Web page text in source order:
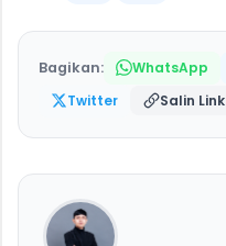
Bagikan: WhatsApp
Twitter
Salin Link